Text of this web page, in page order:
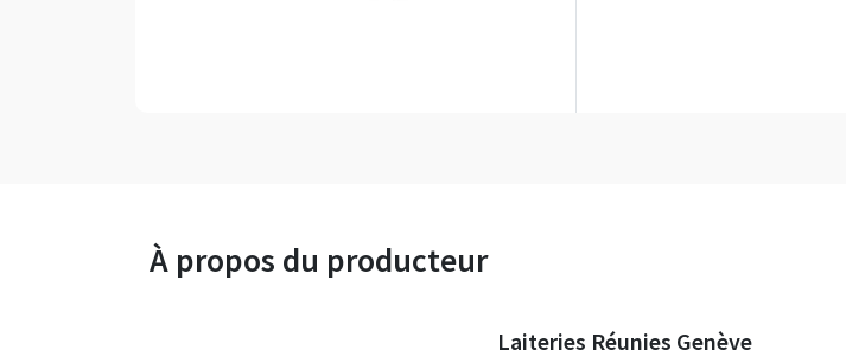
À propos du producteur
Laiteries Réunies Genève